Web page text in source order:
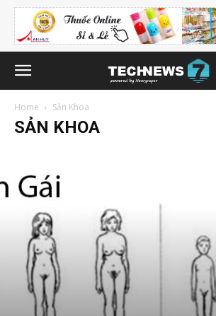
Home Sản Khoa
SẢN KHOA